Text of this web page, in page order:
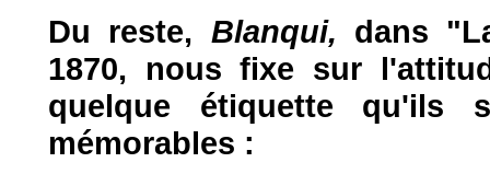
Du reste, Blanqui, dans
1870, nous fixe sur
quelque étiquette qu'ils
mémorables :